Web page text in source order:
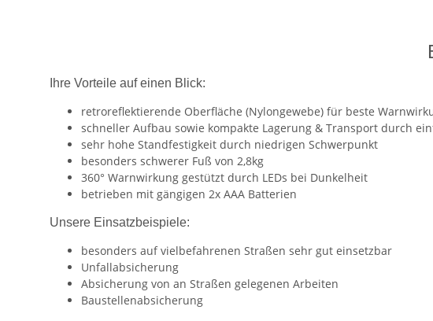
Ihre Vorteile auf einen Blick:
retroreflektierende Oberfläche (Nylongewebe) für beste
schneller Aufbau sowie kompakte Lagerung & Transport durch
sehr hohe Standfestigkeit durch niedrigen Schwerpunkt
besonders schwerer Fuß von 2,8kg
360° Warnwirkung gestützt durch LEDs bei Dunkelheit
betrieben mit gängigen 2x AAA Batterien
Unsere Einsatzbeispiele:
besonders auf vielbefahrenen Straßen sehr gut einsetzbar
Unfallabsicherung
Absicherung von an Straßen gelegenen Arbeiten
Baustellenabsicherung